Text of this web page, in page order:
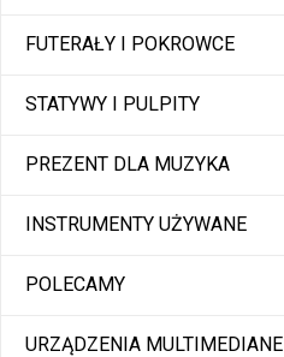
FUTERAŁY I POKROWCE
STATYWY I PULPITY
PREZENT DLA MUZYKA
INSTRUMENTY UŻYWANE
POLECAMY
URZĄDZENIA MULTIMEDIANE